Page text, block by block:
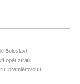
Boleslavi
opět ztratili. ...
premiérovou t...